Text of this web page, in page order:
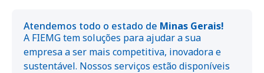
Atendemos todo o estado de Minas Gerais!
A FIEMG tem soluções para ajudar a sua
empresa a ser mais competitiva, inovadora e
sustentável. Nossos serviços estão disponíveis